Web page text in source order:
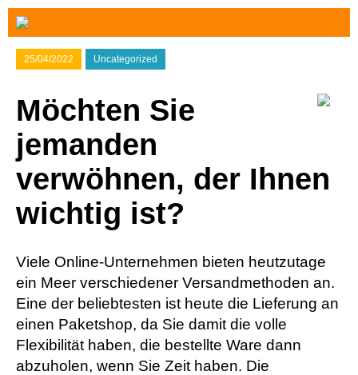
25/04/2022 Uncategorized
Möchten Sie
jemanden
verwöhnen, der Ihnen
wichtig ist?
Viele Online-Unternehmen bieten heutzutage
ein Meer verschiedener Versandmethoden an.
Eine der beliebtesten ist heute die Lieferung an
einen Paketshop, da Sie damit die volle
Flexibilität haben, die bestellte Ware dann
abzuholen, wenn Sie Zeit haben. Die